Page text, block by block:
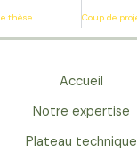
thèse
Accueil
Notre expertise
Plateau technique